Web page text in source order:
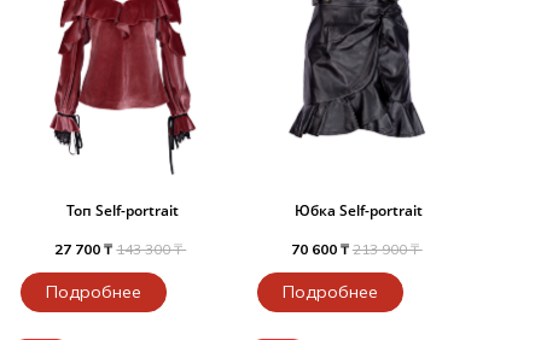
Топ Self-portrait
27 700 ₸143 300 ₸
Подробнее
Юбка Self-portrait
70 600 ₸ 213 900 ₸
Подробнее